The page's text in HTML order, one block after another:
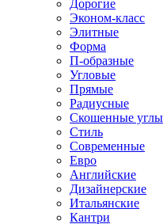
Дорогие
Эконом-класс
Элитные
Форма
П-образные
Угловые
Прямые
Радиусные
Скошенные углы
Стиль
Современные
Евро
Английские
Дизайнерские
Итальянские
Кантри